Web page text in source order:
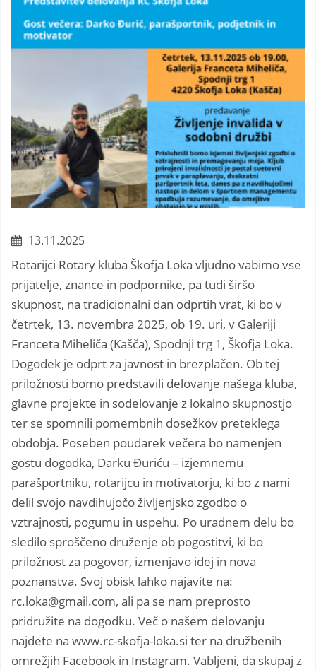
13.11.2025
Rotarijci Rotary kluba Škofja Loka vljudno vabimo vse
prijatelje, znance in podpornike, pa tudi širšo
skupnost, na tradicionalni dan odprtih vrat, ki bo v
četrtek, 13. novembra 2025, ob 19. uri, v Galeriji
Franceta Miheliča (Kašča), Spodnji trg 1, Škofja Loka.
Dogodek je odprt za javnost in brezplačen. Ob tej
priložnosti bomo predstavili delovanje našega kluba,
glavne projekte in sodelovanje z lokalno skupnostjo
ter se spomnili pomembnih dosežkov preteklega
obdobja. Poseben poudarek večera bo namenjen
gostu dogodka, Darku Đuriću – izjemnemu
parašportniku, rotarijcu in motivatorju, ki bo z nami
delil svojo navdihujočo življenjsko zgodbo o
vztrajnosti, pogumu in uspehu. Po uradnem delu bo
sledilo sproščeno druženje ob pogostitvi, ki bo
priložnost za pogovor, izmenjavo idej in nova
poznanstva. Svoj obisk lahko najavite na:
rc.loka@gmail.com, ali pa se nam preprosto
pridružite na dogodku. Več o našem delovanju
najdete na www.rc-skofja-loka.si ter na družbenih
omrežjih Facebook in Instagram. Vabljeni, da skupaj z